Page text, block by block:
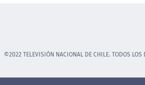
©2022 TELEVISIÓN NACIONAL DE CHILE. TODOS LOS